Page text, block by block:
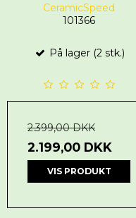
CeramicSpeed
101366
På lager (2 stk.)
2.399,00 DKK
2.199,00 DKK
VIS PRODUKT